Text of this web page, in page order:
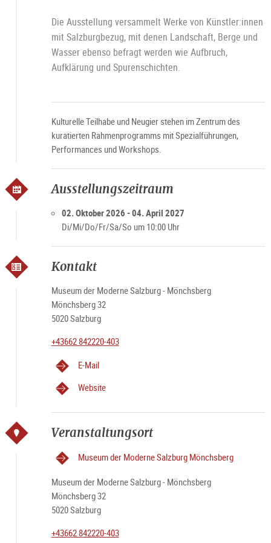
Die Ausstellung versammelt Werke von Künstler:innen
mit Salzburgbezug, mit denen Landschaft, Berge und
Wasser ebenso befragt werden wie Aufbruch,
Aufklärung und Spurenschichten.
Kulturelle Teilhabe und Neugier stehen im Zentrum des
kuratierten Rahmenprogramms mit Spezialführungen,
Performances und Workshops.
Ausstellungszeitraum
02. Oktober 2026 - 04. April 2027
Di/Mi/Do/Fr/Sa/So um 10:00 Uhr
Kontakt
Museum der Moderne Salzburg - Mönchsberg
Mönchsberg 32
5020 Salzburg
+43662 842220-403
E-Mail
Website
Veranstaltungsort
Museum der Moderne Salzburg Mönchsberg
Museum der Moderne Salzburg - Mönchsberg
Mönchsberg 32
5020 Salzburg
+43662 842220-403